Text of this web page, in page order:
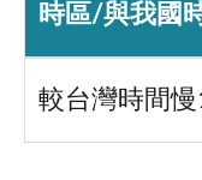
時區/與我國
較台灣時間